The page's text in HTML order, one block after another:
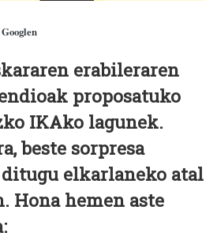
erabileraren
proposatuko
IKAko lagunek.
beste sorpresa
elkarlaneko atal
Hona hemen aste